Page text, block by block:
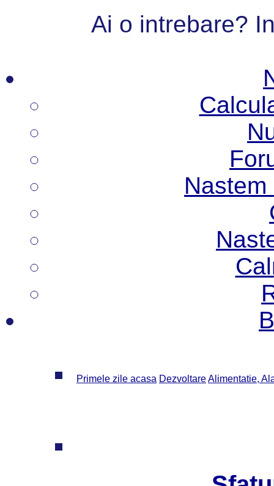
Ai o intrebare?
Primele zile acasa DezvoltareAlimentatie,